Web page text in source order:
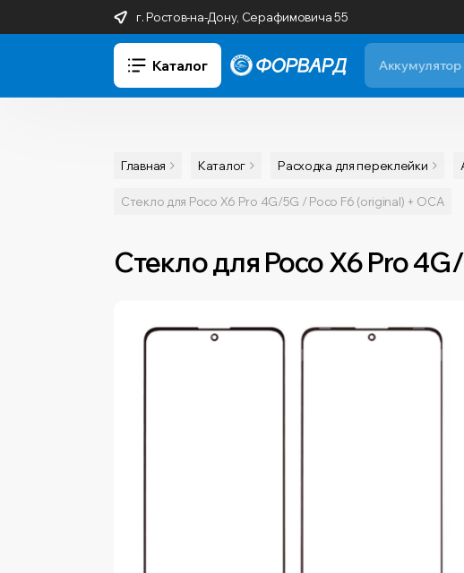
г. Ростов-на-Дону, Серафимовича 55
Каталог
Главная Каталог Расходка для переклейки
Стекло для Poco X6 Pro 4G/5G / Poco F6 (original) + OCA
Стекло для Poco X6 Pro